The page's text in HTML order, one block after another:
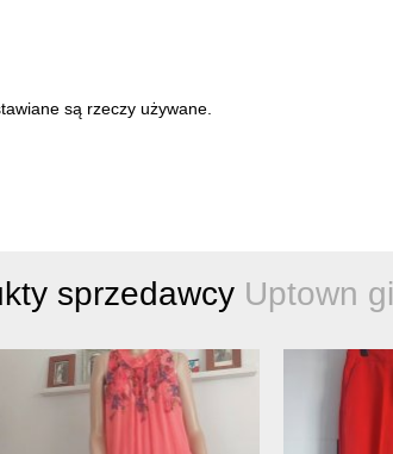
są rzeczy używane.
sprzedawcy Uptown